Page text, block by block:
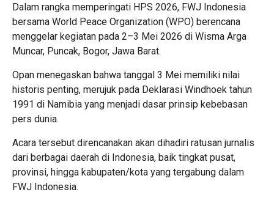
Dalam rangka memperingati HPS 2026, FWJ Indonesia
bersama World Peace Organization (WPO) berencana
menggelar kegiatan pada 2–3 Mei 2026 di Wisma Arga
Muncar, Puncak, Bogor, Jawa Barat.
Opan menegaskan bahwa tanggal 3 Mei memiliki nilai
historis penting, merujuk pada Deklarasi Windhoek tahun
1991 di Namibia yang menjadi dasar prinsip kebebasan
pers dunia.
Acara tersebut direncanakan akan dihadiri ratusan jurnalis
dari berbagai daerah di Indonesia, baik tingkat pusat,
provinsi, hingga kabupaten/kota yang tergabung dalam
FWJ Indonesia.